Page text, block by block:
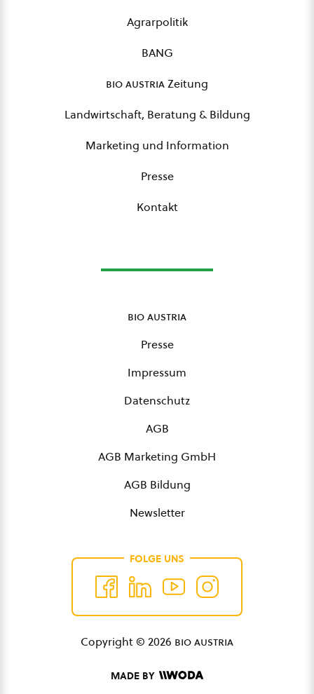
Agrarpolitik
BANG
bio austriaZeitung
Landwirtschaft, Beratung & Bildung
Marketing und Information
Presse
Kontakt
bio austria
Presse
Impressum
Datenschutz
AGB
AGB Marketing GmbH
AGB Bildung
Newsletter
FOLGE UNS
Copyright © 2026 bio austria
MADE BY